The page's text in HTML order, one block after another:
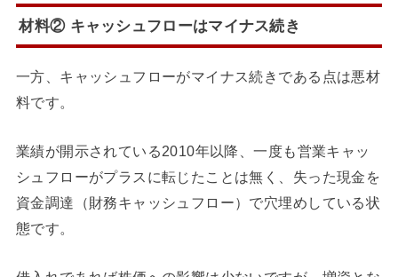
材料② キャッシュフローはマイナス続き
一方、キャッシュフローがマイナス続きである点は悪材
料です。
業績が開示されている2010年以降、一度も営業キャッ
シュフローがプラスに転じたことは無く、失った現金を
資金調達（財務キャッシュフロー）で穴埋めしている状
態です。